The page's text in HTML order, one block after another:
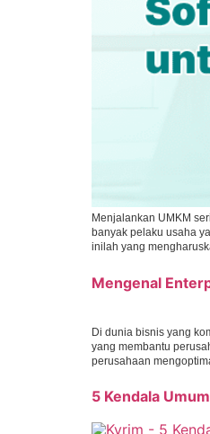
Menjalankan UMKM
banyak pelaku usaha
inilah yang
Mengenal
Di dunia bisnis yang
yang membantu
perusahaan
5 Kendala